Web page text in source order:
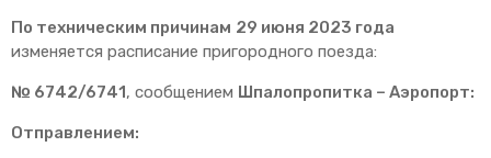
касс
Способы оплаты проезда
Абонементные билеты
Групповые маршруты
По техническим причинам 29 июня 2023 года
изменяется расписание пригородного поезда:
№ 6742/6741, сообщением Шпалопропитка – Аэропорт:
Отправлением: